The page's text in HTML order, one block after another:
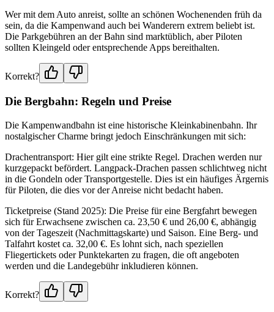
Wer mit dem Auto anreist, sollte an schönen Wochenenden früh da
sein, da die Kampenwand auch bei Wanderern extrem beliebt ist.
Die Parkgebühren an der Bahn sind marktüblich, aber Piloten
sollten Kleingeld oder entsprechende Apps bereithalten.
Korrekt?
Die Bergbahn: Regeln und Preise
Die Kampenwandbahn ist eine historische Kleinkabinenbahn. Ihr
nostalgischer Charme bringt jedoch Einschränkungen mit sich:
Drachentransport: Hier gilt eine strikte Regel. Drachen werden nur
kurzgepackt befördert. Langpack-Drachen passen schlichtweg nicht
in die Gondeln oder Transportgestelle. Dies ist ein häufiges Ärgernis
für Piloten, die dies vor der Anreise nicht bedacht haben.
Ticketpreise (Stand 2025): Die Preise für eine Bergfahrt bewegen
sich für Erwachsene zwischen ca. 23,50 € und 26,00 €, abhängig
von der Tageszeit (Nachmittagskarte) und Saison. Eine Berg- und
Talfahrt kostet ca. 32,00 €. Es lohnt sich, nach speziellen
Fliegertickets oder Punktekarten zu fragen, die oft angeboten
werden und die Landegebühr inkludieren können.
Korrekt?